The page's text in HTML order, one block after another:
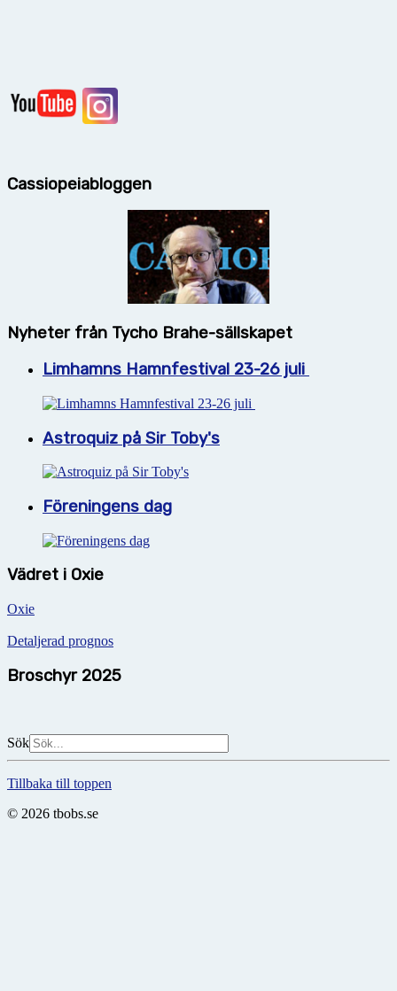
Cassiopeiabloggen
Nyheter från Tycho Brahe-sällskapet
Limhamns Hamnfestival 23-26 juli
Astroquiz på Sir Toby's
Föreningens dag
Vädret i Oxie
Oxie
Detaljerad prognos
Broschyr 2025
Sök
Tillbaka till toppen
© 2026 tbobs.se